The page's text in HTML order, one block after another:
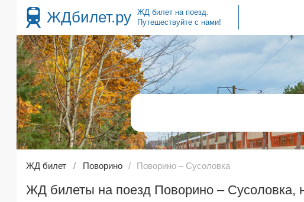
ЖДбилет.ру
ЖД билет на поезд.
Путешествуйте с нами!
ЖД билет Поворино Поворино – Сусоловка
ЖД билеты на поезд Поворино – Сусоловка,